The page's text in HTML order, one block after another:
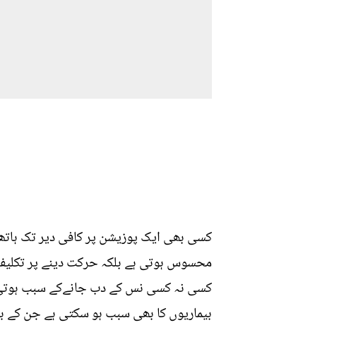
کسی بھی ایک پوزیشن پر کافی دیر تک
محسوس ہوتی ہے بلکہ حرکت دینے پر
کسی نہ کسی نس کے دب جانےکے سبب ہوتی
بیماریوں کا بھی سبب ہو سکتی ہے جن کے